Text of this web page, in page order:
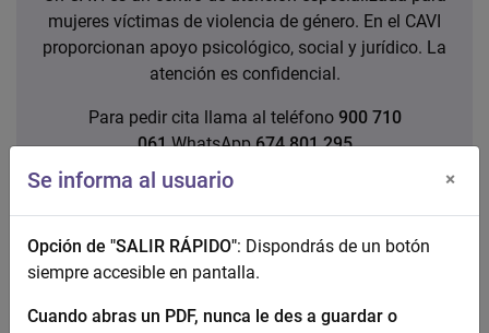
mujeres víctimas de violencia de género. En el CAVI
proporcionan apoyo psicológico, social y jurídico. La
atención es confidencial.
Para pedir cita llama al teléfono 900 710
061WhatsApp674 801 295
Red de Centros de Atención Especializada en VVG
¿Y si la situación es
Se informa al usuario ×
Opción de "SALIR RÁPIDO": Dispondrás de un botón
siempre accesible en pantalla.
Cuando abras un PDF, nunca le des a guardar o